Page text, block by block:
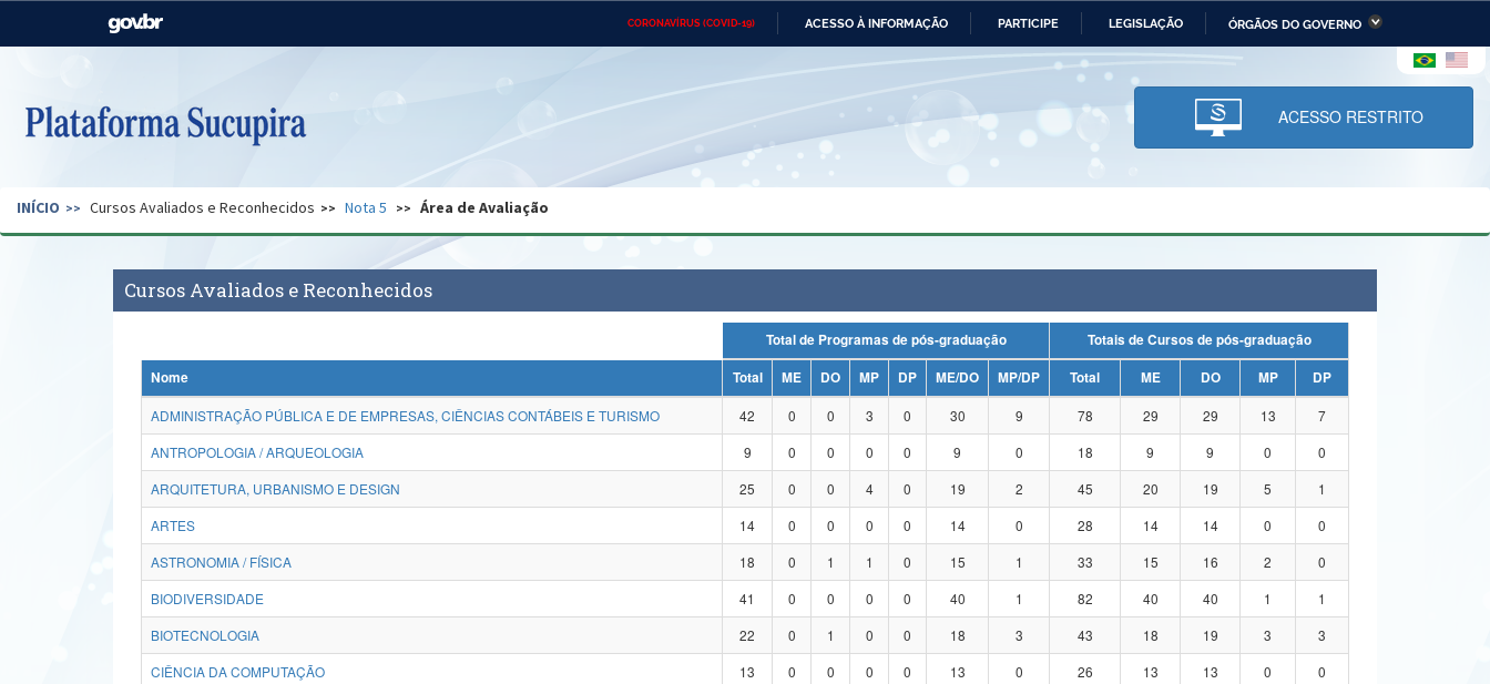
CORONAVÍRUS (COVID-19) ACESSO À INFORMAÇÃO PARTICIPE LEGISLAÇÃO ÓRGÃOS DO GOVERNO
Casa Civil Ministério das Relações Ministério da Economia Ministério da Infraestrutura
Pecuária e Abastecimento
Ministério da Ciência,
Tecnologia, Inovações e
Comunicações
Ministério do Desenvolvimento
Regional e dos Direitos Humanos
Secretaria de Governo Gabinete de Segurança Advocacia-Geral da União Banco Central do Brasil Planalto
ACESSO RESTRITO
INÍCIO Cursos Avaliados e Reconhecidos Nota 5 Área de Avaliação
Cursos Avaliados e Reconhecidos
Total de Programas de pós-graduação
Totais de Cursos de pós-graduação
Nome
Total ME DO MP DP ME/DO MP/DP Total ME DO MP
DP
ADMINISTRAÇÃO PÚBLICA E DE EMPRESAS, CIÊNCIAS CONTÁBEIS E TURISMO
42 0 0 3 0 30 9 78 29 29 13
7
ANTROPOLOGIA / ARQUEOLOGIA
9 0 0 0 0 9 0 18 9 9 0
0
ARQUITETURA, URBANISMO E DESIGN
25 0 0 4 0 19 2 45 20 19 5
1
ARTES
14 0 0 0 0 14 0 28 14 14 0
0
ASTRONOMIA / FÍSICA
18 0 1 1 0 15 1 33 15 16 2
0
BIODIVERSIDADE
41 0 0 0 0 40 1 82 40 40 1
1
BIOTECNOLOGIA
22 0 1 0 0 18 3 43 18 19 3
3
CIÊNCIA DA COMPUTAÇÃO
13 0 0 0 0 13 0 26 13 13 0
0